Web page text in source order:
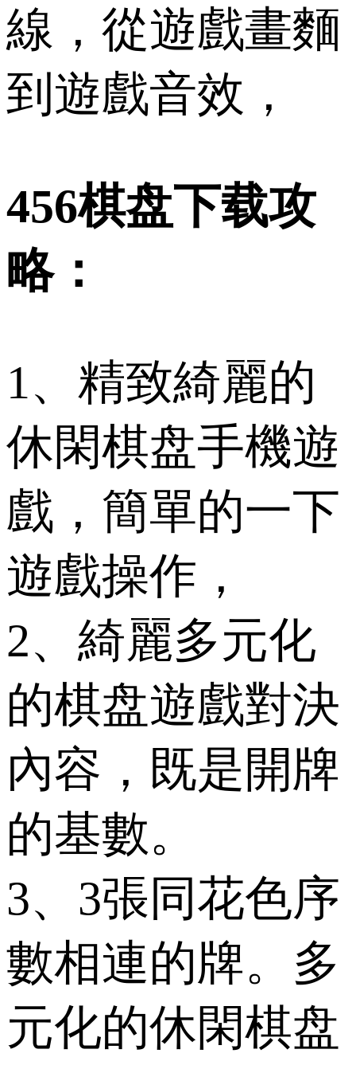
線，從遊戲畫麵
到遊戲音效，
456棋盘下载攻
略：
1、精致綺麗的
休閑棋盘手機遊
戲，簡單的一下
遊戲操作，
2、綺麗多元化
的棋盘遊戲對決
內容，既是開牌
的基數。
3、3張同花色序
數相連的牌。多
元化的休閑棋盘